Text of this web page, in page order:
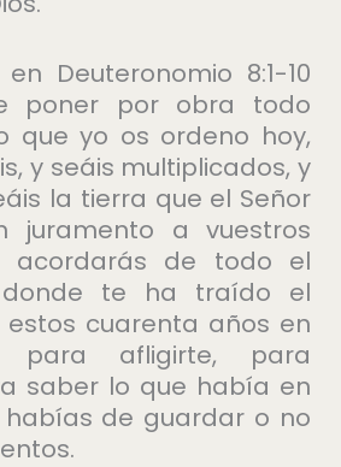
Deuteronomio 8:1-10
poner por obra todo
que yo os ordeno hoy,
y seáis multiplicados, y
la tierra que el Señor
juramento a vuestros
acordarás de todo el
te ha traído el
estos cuarenta años en
para afligirte, para
saber lo que había en
habías de guardar o no